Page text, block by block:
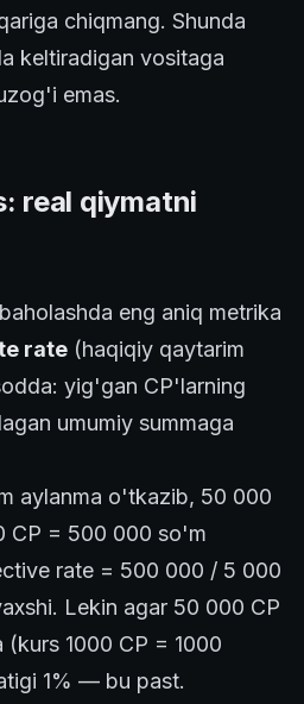
chiqmang. Shunda
keltiradigan vositaga
emas.
real qiymatni
eng aniq metrika
rate (haqiqiy qaytarim
yig'gan CP'larning
umumiy summaga
aylanma o'tkazib, 50 000
CP = 500 000 so'm
rate = 500 000 / 5 000
Lekin agar 50 000 CP
1000 CP = 1000
1% — bu past.